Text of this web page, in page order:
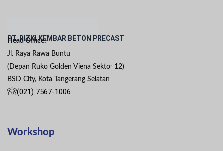
PT. RIZKI KEMBAR BETON PRECAST
Head Office:
Jl. Raya Rawa Buntu
(Depan Ruko Golden Viena Sektor 12)
BSD City, Kota Tangerang Selatan
(021) 7567-1006
Workshop